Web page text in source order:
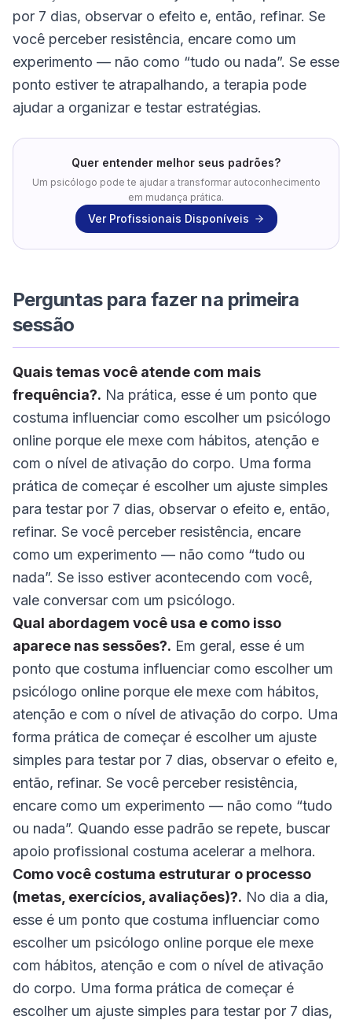
por 7 dias, observar o efeito e, então, refinar. Se
você perceber resistência, encare como um
experimento — não como “tudo ou nada”. Se esse
ponto estiver te atrapalhando, a terapia pode
ajudar a organizar e testar estratégias.
Quer entender melhor seus padrões?
Um psicólogo pode te ajudar a transformar autoconhecimento
em mudança prática.
Ver Profissionais Disponíveis
Perguntas para fazer na primeira
sessão
Quais temas você atende com mais
frequência?. Na prática, esse é um ponto que
costuma influenciar como escolher um psicólogo
online porque ele mexe com hábitos, atenção e
com o nível de ativação do corpo. Uma forma
prática de começar é escolher um ajuste simples
para testar por 7 dias, observar o efeito e, então,
refinar. Se você perceber resistência, encare
como um experimento — não como “tudo ou
nada”. Se isso estiver acontecendo com você,
vale conversar com um psicólogo.
Qual abordagem você usa e como isso
aparece nas sessões?. Em geral, esse é um
ponto que costuma influenciar como escolher um
psicólogo online porque ele mexe com hábitos,
atenção e com o nível de ativação do corpo. Uma
forma prática de começar é escolher um ajuste
simples para testar por 7 dias, observar o efeito e,
então, refinar. Se você perceber resistência,
encare como um experimento — não como “tudo
ou nada”. Quando esse padrão se repete, buscar
apoio profissional costuma acelerar a melhora.
Como você costuma estruturar o processo
(metas, exercícios, avaliações)?. No dia a dia,
esse é um ponto que costuma influenciar como
escolher um psicólogo online porque ele mexe
com hábitos, atenção e com o nível de ativação
do corpo. Uma forma prática de começar é
escolher um ajuste simples para testar por 7 dias,